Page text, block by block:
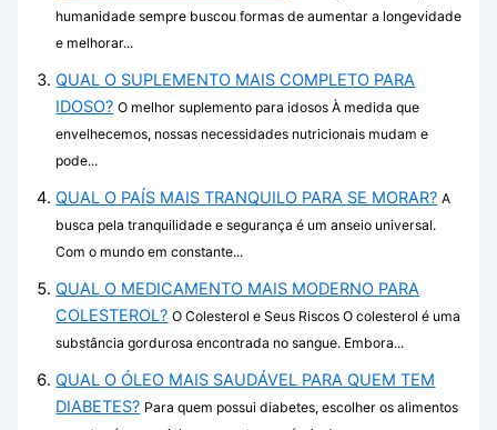
humanidade sempre buscou formas de aumentar a longevidade
e melhorar...
QUAL O SUPLEMENTO MAIS COMPLETO PARA
IDOSO? O melhor suplemento para idosos À medida que
envelhecemos, nossas necessidades nutricionais mudam e
pode...
QUAL O PAÍS MAIS TRANQUILO PARA SE MORAR? A
busca pela tranquilidade e segurança é um anseio universal.
Com o mundo em constante...
QUAL O MEDICAMENTO MAIS MODERNO PARA
COLESTEROL? O Colesterol e Seus Riscos O colesterol é uma
substância gordurosa encontrada no sangue. Embora...
QUAL O ÓLEO MAIS SAUDÁVEL PARA QUEM TEM
DIABETES? Para quem possui diabetes, escolher os alimentos